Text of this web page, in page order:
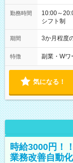
勤務時間
10:00～20:00 実働7.5時間／休憩1.5時間 営業時間
シフト制
期間 3か月程度
特徴 副業・Wワ
気になる！
時給3000円！
業務改善自動